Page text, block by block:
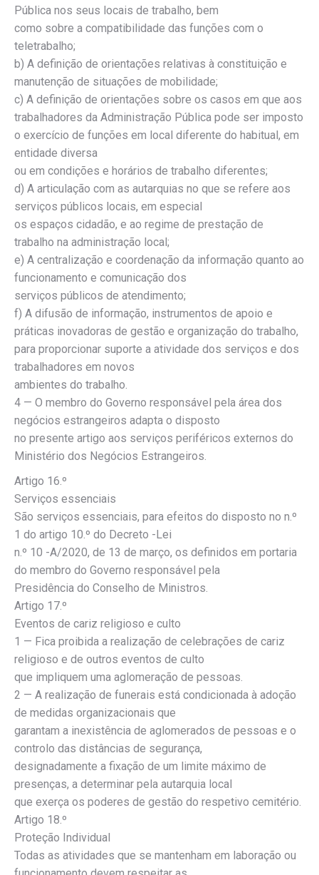
Pública nos seus locais de trabalho, bem
como sobre a compatibilidade das funções com o
teletrabalho;
b) A definição de orientações relativas à constituição e
manutenção de situações de mobilidade;
c) A definição de orientações sobre os casos em que aos
trabalhadores da Administração Pública pode ser imposto
o exercício de funções em local diferente do habitual, em
entidade diversa
ou em condições e horários de trabalho diferentes;
d) A articulação com as autarquias no que se refere aos
serviços públicos locais, em especial
os espaços cidadão, e ao regime de prestação de
trabalho na administração local;
e) A centralização e coordenação da informação quanto ao
funcionamento e comunicação dos
serviços públicos de atendimento;
f) A difusão de informação, instrumentos de apoio e
práticas inovadoras de gestão e organização do trabalho,
para proporcionar suporte a atividade dos serviços e dos
trabalhadores em novos
ambientes do trabalho.
4 — O membro do Governo responsável pela área dos
negócios estrangeiros adapta o disposto
no presente artigo aos serviços periféricos externos do
Ministério dos Negócios Estrangeiros.
Artigo 16.º
Serviços essenciais
São serviços essenciais, para efeitos do disposto no n.º
1 do artigo 10.º do Decreto -Lei
n.º 10 -A/2020, de 13 de março, os definidos em portaria
do membro do Governo responsável pela
Presidência do Conselho de Ministros.
Artigo 17.º
Eventos de cariz religioso e culto
1 — Fica proibida a realização de celebrações de cariz
religioso e de outros eventos de culto
que impliquem uma aglomeração de pessoas.
2 — A realização de funerais está condicionada à adoção
de medidas organizacionais que
garantam a inexistência de aglomerados de pessoas e o
controlo das distâncias de segurança,
designadamente a fixação de um limite máximo de
presenças, a determinar pela autarquia local
que exerça os poderes de gestão do respetivo cemitério.
Artigo 18.º
Proteção Individual
Todas as atividades que se mantenham em laboração ou